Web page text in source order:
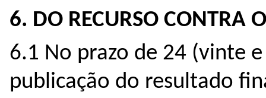
6. DO RECURSO CONTRA
6.1 No prazo de 24 (vinte
publicação do resultado